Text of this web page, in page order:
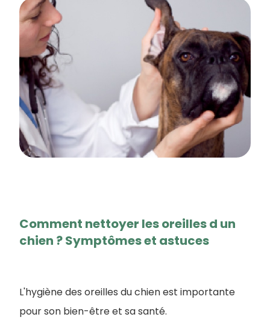
Comment nettoyer les oreilles d un
chien ? Symptômes et astuces
L'hygiène des oreilles du chien est importante
pour son bien-être et sa santé.